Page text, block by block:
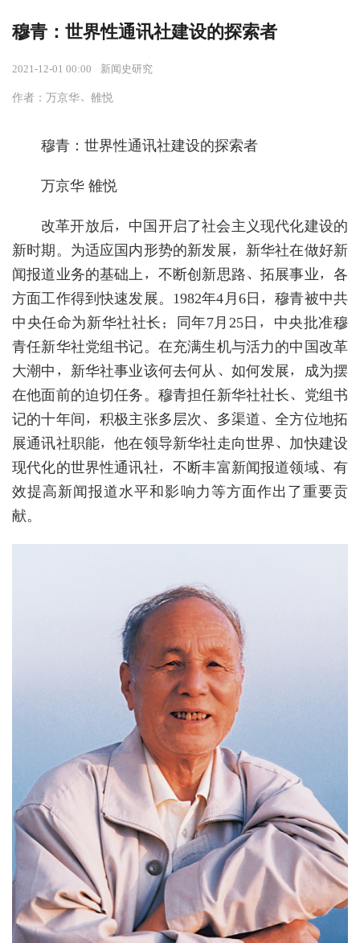
穆青：世界性通讯社建设的探索者
2021-12-01 00:00 新闻史研究
作者：万京华、雒悦
穆青：世界性通讯社建设的探索者
万京华 雒悦
改革开放后，中国开启了社会主义现代化建设的
新时期。为适应国内形势的新发展，新华社在做好新
闻报道业务的基础上，不断创新思路、拓展事业，各
方面工作得到快速发展。1982年4月6日，穆青被中共
中央任命为新华社社长；同年7月25日，中央批准穆
青任新华社党组书记。在充满生机与活力的中国改革
大潮中，新华社事业该何去何从、如何发展，成为摆
在他面前的迫切任务。穆青担任新华社社长、党组书
记的十年间，积极主张多层次、多渠道、全方位地拓
展通讯社职能，他在领导新华社走向世界、加快建设
现代化的世界性通讯社，不断丰富新闻报道领域、有
效提高新闻报道水平和影响力等方面作出了重要贡
献。